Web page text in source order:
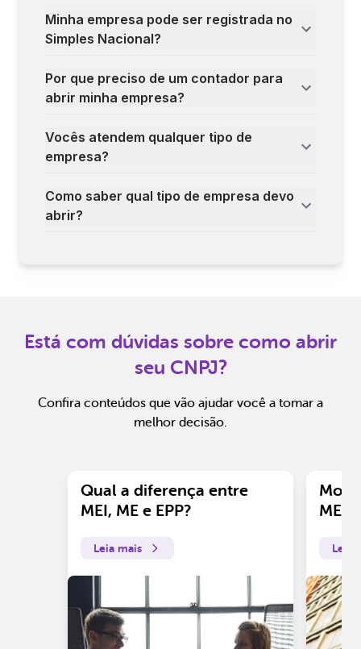
Minha empresa pode ser registrada no
Simples Nacional?
Por que preciso de um contador para
abrir minha empresa?
Vocês atendem qualquer tipo de
empresa?
Como saber qual tipo de empresa devo
abrir?
Está com dúvidas sobre como abrir
seu CNPJ?
Confira conteúdos que vão ajudar você a tomar a
melhor decisão.
Qual a diferença entre
MEI, ME e EPP?
Leia mais
ME?
Leia